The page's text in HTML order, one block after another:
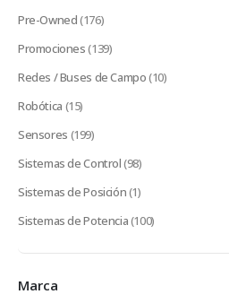
Pre-Owned(176)
Promociones(139)
Redes / Buses de Campo(10)
Robótica (15)
Sensores (199)
Sistemas de Control(98)
Sistemas de Posición(1)
Sistemas de Potencia(100)
Marca